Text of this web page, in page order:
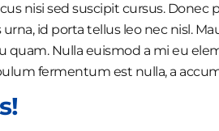
nisi sed suscipit cursus. Donec
id porta tellus leo nec nisl.
Nulla euismod a mi eu
fermentum est nulla, a